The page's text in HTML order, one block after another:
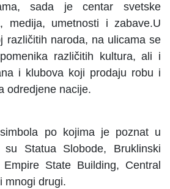
sada je centar svetske
medija, umetnosti i zabave.U
različitih naroda, na ulicama se
različitih kultura, ali i
i klubova koji prodaju robu i
odredjene nacije.
po kojima je poznat u
su Statua Slobode, Bruklinski
State Building, Central
mnogi drugi.